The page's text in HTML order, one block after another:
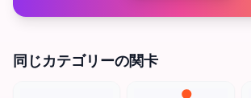
同じカテゴリーの関卡